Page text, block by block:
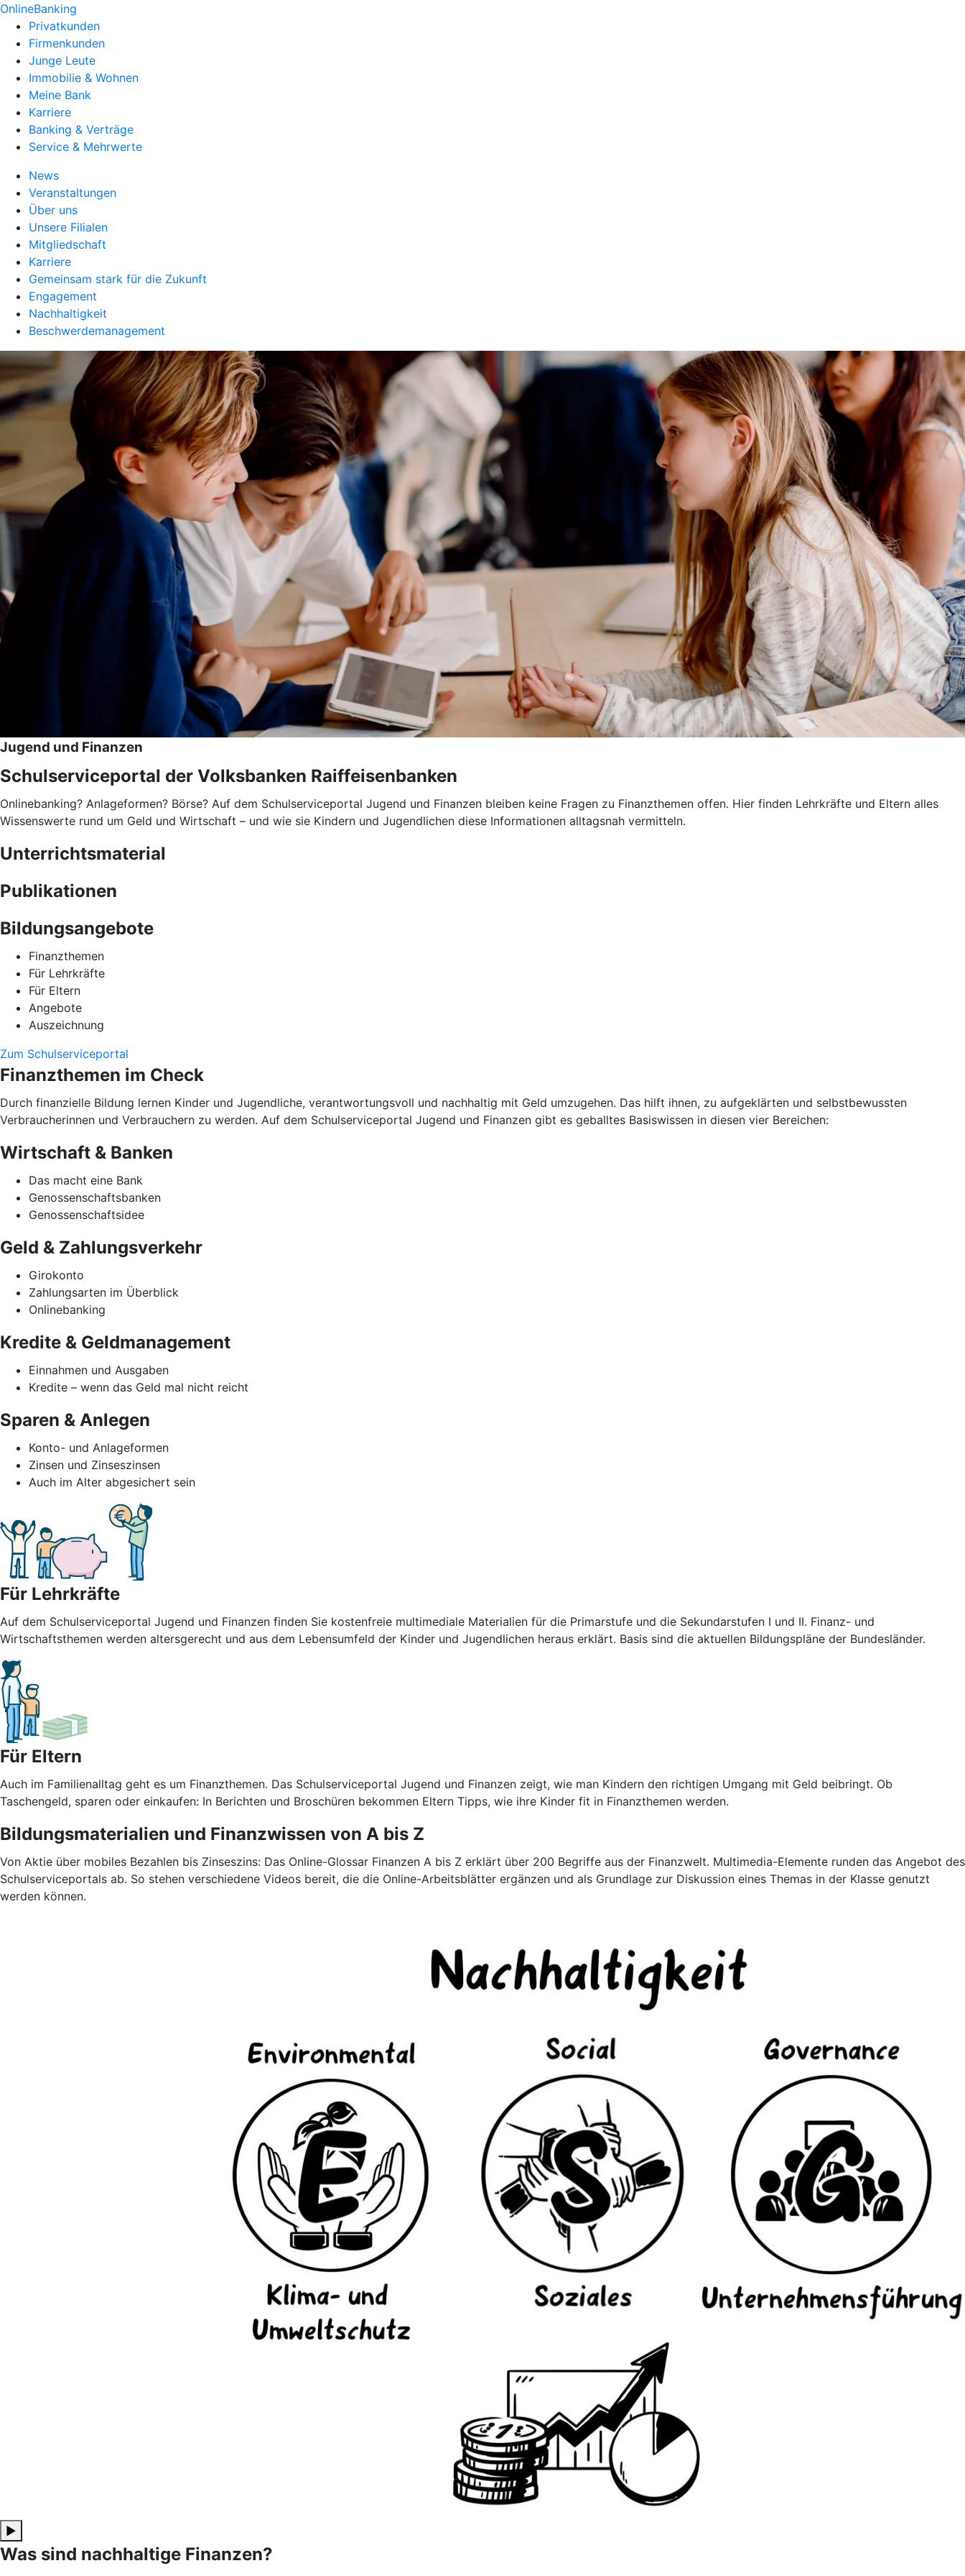
OnlineBanking
Privatkunden
Firmenkunden
Junge Leute
Immobilie & Wohnen
Meine Bank
Karriere
Banking & Verträge
Service & Mehrwerte
News
Veranstaltungen
Über uns
Unsere Filialen
Mitgliedschaft
Karriere
Gemeinsam stark für die Zukunft
Engagement
Nachhaltigkeit
Beschwerdemanagement
Jugend und Finanzen
Schulserviceportal der Volksbanken Raiffeisenbanken
Onlinebanking? Anlageformen? Börse? Auf dem Schulserviceportal Jugend und Finanzen bleiben keine Fragen zu Finanzthemen offen. Hier finden Lehrkräfte und Eltern alles
Wissenswerte rund um Geld und Wirtschaft – und wie sie Kindern und Jugendlichen diese Informationen alltagsnah vermitteln.
Unterrichtsmaterial
Publikationen
Bildungsangebote
Finanzthemen
Für Lehrkräfte
Für Eltern
Angebote
Auszeichnung
Zum Schulserviceportal
Finanzthemen im Check
Durch finanzielle Bildung lernen Kinder und Jugendliche, verantwortungsvoll und nachhaltig mit Geld umzugehen. Das hilft ihnen, zu aufgeklärten und selbstbewussten
Verbraucherinnen und Verbrauchern zu werden. Auf dem Schulserviceportal Jugend und Finanzen gibt es geballtes Basiswissen in diesen vier Bereichen:
Wirtschaft & Banken
Das macht eine Bank
Genossenschaftsbanken
Genossenschaftsidee
Geld & Zahlungsverkehr
Girokonto
Zahlungsarten im Überblick
Onlinebanking
Kredite & Geldmanagement
Einnahmen und Ausgaben
Kredite – wenn das Geld mal nicht reicht
Sparen & Anlegen
Konto- und Anlageformen
Zinsen und Zinseszinsen
Auch im Alter abgesichert sein
Für Lehrkräfte
Auf dem Schulserviceportal Jugend und Finanzen finden Sie kostenfreie multimediale Materialien für die Primarstufe und die Sekundarstufen I und II. Finanz- und
Wirtschaftsthemen werden altersgerecht und aus dem Lebensumfeld der Kinder und Jugendlichen heraus erklärt. Basis sind die aktuellen Bildungspläne der Bundesländer.
Für Eltern
Auch im Familienalltag geht es um Finanzthemen. Das Schulserviceportal Jugend und Finanzen zeigt, wie man Kindern den richtigen Umgang mit Geld beibringt. Ob
Taschengeld, sparen oder einkaufen: In Berichten und Broschüren bekommen Eltern Tipps, wie ihre Kinder fit in Finanzthemen werden.
Bildungsmaterialien und Finanzwissen von A bis Z
Von Aktie über mobiles Bezahlen bis Zinseszins: Das Online-Glossar Finanzen A bis Z erklärt über 200 Begriffe aus der Finanzwelt. Multimedia-Elemente runden das Angebot des
Schulserviceportals ab. So stehen verschiedene Videos bereit, die die Online-Arbeitsblätter ergänzen und als Grundlage zur Diskussion eines Themas in der Klasse genutzt
werden können.
▶
Was sind nachhaltige Finanzen?